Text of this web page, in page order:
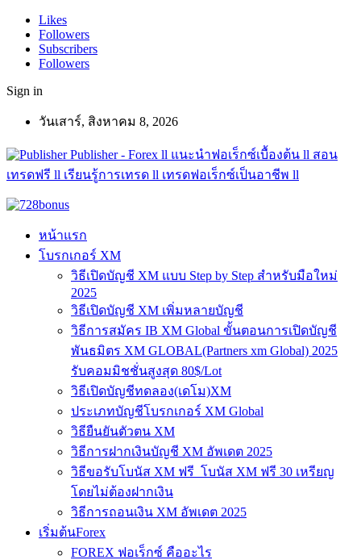
Likes
Followers
Subscribers
Followers
Sign in
วันเสาร์, สิงหาคม 8, 2026
Publisher - Forex ll แนะนำฟอเร็กซ์เบื้องต้น ll สอน
เทรดฟรี ll เรียนรู้การเทรด ll เทรดฟอเร็กซ์เป็นอาชีพ ll
หน้าแรก
โบรกเกอร์ XM
วิธีเปิดบัญชี XM แบบ Step by Step สำหรับมือใหม่
2025
วิธีเปิดบัญชี XM เพิ่มหลายบัญชี
วิธีการสมัคร IB XM Global ขั้นตอนการเปิดบัญชี
พันธมิตร XM GLOBAL(Partners xm Global) 2025
รับคอมมิชชั่นสูงสุด 80$/Lot
วิธีเปิดบัญชีทดลอง(เดโม)XM
ประเภทบัญชีโบรกเกอร์ XM Global
วิธียืนยันตัวตน XM
วิธีการฝากเงินบัญชี XM อัพเดต 2025
วิธีขอรับโบนัส XM ฟรี โบนัส XM ฟรี 30 เหรียญ
โดยไม่ต้องฝากเงิน
วิธีการถอนเงิน XM อัพเดต 2025
เริ่มต้นForex
FOREX ฟอเร็กซ์ คืออะไร